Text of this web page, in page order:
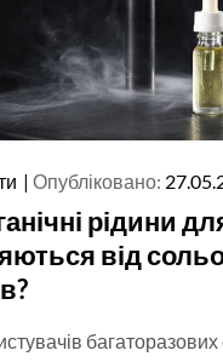
Опубліковано:
рідини
від